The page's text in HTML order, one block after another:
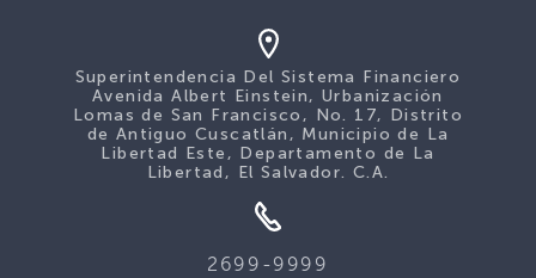
Superintendencia Del Sistema Financiero
Avenida Albert Einstein, Urbanización
Lomas de San Francisco, No. 17, Distrito
de Antiguo Cuscatlán, Municipio de La
Libertad Este, Departamento de La
Libertad, El Salvador. C.A.
2699-9999